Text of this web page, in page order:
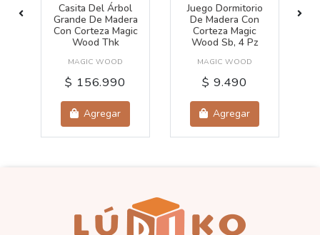
Casita Del Árbol
Grande De Madera
Con Corteza Magic
Wood Thk
MAGIC WOOD
$ 156.990
Agregar
Juego Dormitorio
De Madera Con
Corteza Magic
Wood Sb, 4 Pz
MAGIC WOOD
$ 9.490
Agregar